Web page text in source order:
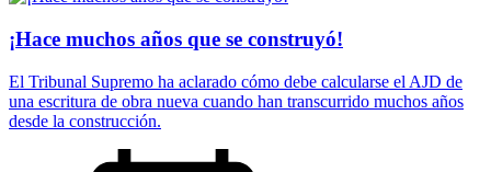
¡Hace muchos años que se construyó!
El Tribunal Supremo ha aclarado cómo debe calcularse el AJD de
una escritura de obra nueva cuando han transcurrido muchos años
desde la construcción.